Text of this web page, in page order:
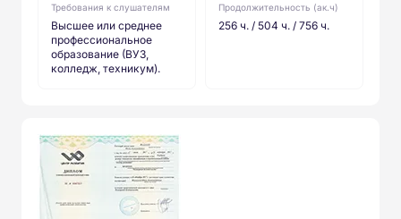
Требования к слушателям
Высшее или среднее
профессиональное
образование (ВУЗ,
колледж, техникум).
Продолжительность (ак.ч)
256 ч. / 504 ч. / 756 ч.